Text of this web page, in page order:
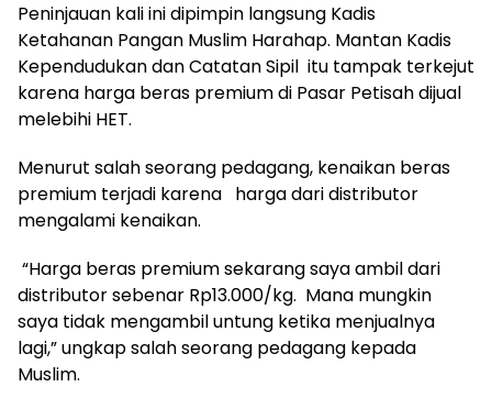
Peninjauan kali ini dipimpin langsung Kadis
Ketahanan Pangan Muslim Harahap. Mantan Kadis
Kependudukan dan Catatan Sipil itu tampak terkejut
karena harga beras premium di Pasar Petisah dijual
melebihi HET.
Menurut salah seorang pedagang, kenaikan beras
premium terjadi karena harga dari distributor
mengalami kenaikan.
“Harga beras premium sekarang saya ambil dari
distributor sebenar Rp13.000/kg. Mana mungkin
saya tidak mengambil untung ketika menjualnya
lagi,” ungkap salah seorang pedagang kepada
Muslim.